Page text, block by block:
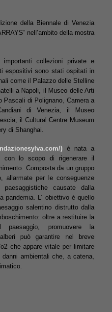
della Biennale di Venezia
nell’ambito della mostra
collezioni private e
espositivi sono stati ospitati in
come il Palazzo delle Stelline
a Napoli, il Museo delle Arti
di Polignano, Camera a
di Venezia, il Museo
il Cultural Centre Museum
di Shanghai.
) è nata a
con lo scopo di rigenerare il
Composta da un gruppo
allarmate per le conseguenze
causate dalla
pandemia. L’ obiettivo è quello
salentino distrutto dalla
oltre a restituire la
promuovere la
può garantire nel breve
che appare vitale per limitare
danni ambientali che, a catena,